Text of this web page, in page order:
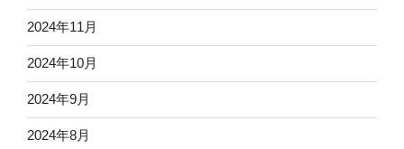
2024年11月
2024年10月
2024年9月
2024年8月